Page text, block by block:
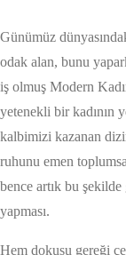
Günümüz
odak alan, bunu
iş olmuş Modern
yetenekli bir kadının
kalbimizi kazanan
ruhunu emen
bence artık bu
yapması.
Hem dokusu gereği